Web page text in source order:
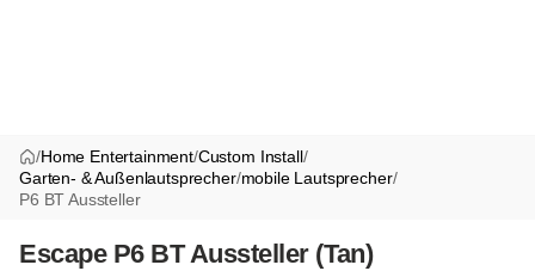
/Home Entertainment/Custom Install/
Garten- & Außenlautsprecher/mobile Lautsprecher/
P6 BT Aussteller
Escape P6 BT Aussteller (Tan)